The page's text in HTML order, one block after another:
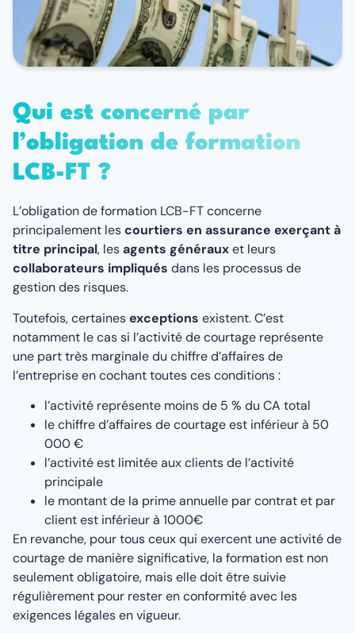
Qui est concerné par
l’obligation de formation
LCB-FT ?
L’obligation de formation LCB-FT concerne
principalement lescourtiers en assurance exerçant à
titre principal, lesagents générauxet leurs
collaborateurs impliqués dans les processus de
gestion des risques.
Toutefois, certainesexceptions existent. C’est
notamment le cas si l’activité de courtage représente
une part très marginale du chiffre d’affaires de
l’entreprise en cochant toutes ces conditions :
l’activité représente moins de 5 % du CA total
le chiffre d’affaires de courtage est inférieur à 50
000 €
l’activité est limitée aux clients de l’activité
principale
le montant de la prime annuelle par contrat et par
client est inférieur à 1000€
En revanche, pour tous ceux qui exercent une activité de
courtage de manière significative, la formation est non
seulement obligatoire, mais elle doit être suivie
régulièrement pour rester en conformité avec les
exigences légales en vigueur.